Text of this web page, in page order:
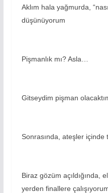
Aklım hala yağmurda,
düşünüyorum
Pişmanlık mı? Asla…
Gitseydim pişman
Sonrasında, ateşler içinde
Biraz gözüm açıldığında,
yerden finallere